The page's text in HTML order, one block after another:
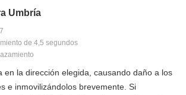
Umbría
de 4,5 segundos
en la dirección elegida, causando daño a los
e inmovilizándolos brevemente. Si